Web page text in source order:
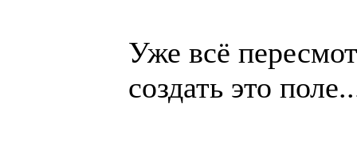
Уже всё
создать это